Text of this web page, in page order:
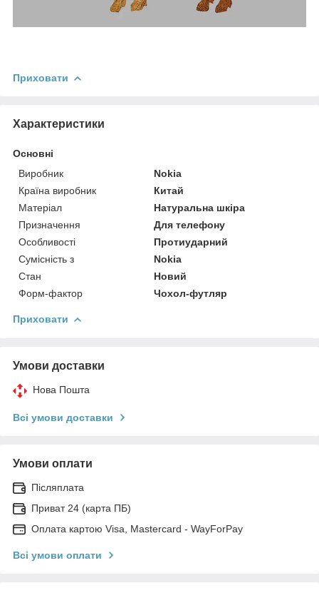
Приховати
Характеристики
Основні
Виробник
Nokia
Країна виробник
Китай
Матеріал
Натуральна шкіра
Призначення
Для телефону
Особливості
Протиударний
Сумісність з
Nokia
Стан
Новий
Форм-фактор
Чохол-футляр
Приховати
Умови доставки
Нова Пошта
Всі умови доставки
Умови оплати
Післяплата
Приват 24 (карта ПБ)
Оплата картою Visa, Mastercard - WayForPay
Всі умови оплати